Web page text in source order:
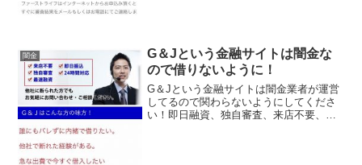
闇金
G＆Jという金融サイトは闇金な
ので借りないように！
G＆Jという金融サイトは闇金業者が運営
してるので関わらないようにしてくださ
い！即日融資、独自審査、来店不要、最